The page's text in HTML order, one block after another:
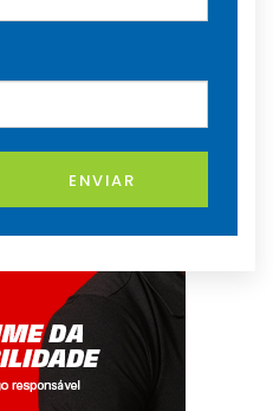
ENVIAR